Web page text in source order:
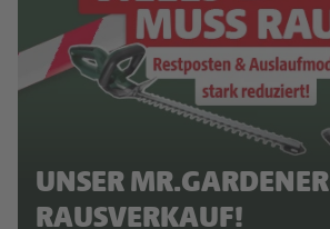
UNSER MR.GARDENER
RAUSVERKAUF!